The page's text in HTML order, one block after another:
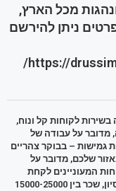
מכל הארץ,
ניתן להירשם
https://
לקוחות קל ונוח,
יד שניה, מדובר על עבודה של
גמישות – בבוקר צהריים
שלכם, מדובר על
המעוניינים לקחת
מוצרי יד 2, לא נדרש ניסיון, שכר בין 15000-25000